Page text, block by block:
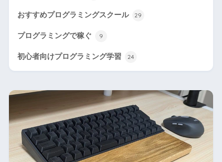
おすすめプログラミングスクール 29
プログラミングで稼ぐ 9
初心者向けプログラミング学習 24